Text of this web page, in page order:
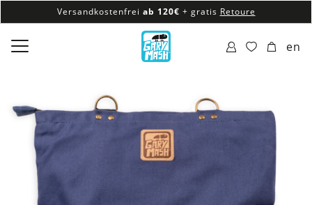
Versandkostenfrei ab 120€ + gratis Retoure
100% veganes & fair produziertes Sortiment
Versandkostenfrei ab 120€
en